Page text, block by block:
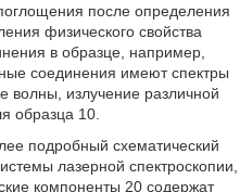
после определения
физического свойства
в образце, например,
соединения имеют спектры
волны, излучение различной
образца 10.
подробный схематический
лазерной спектроскопии,
компоненты 20 содержат